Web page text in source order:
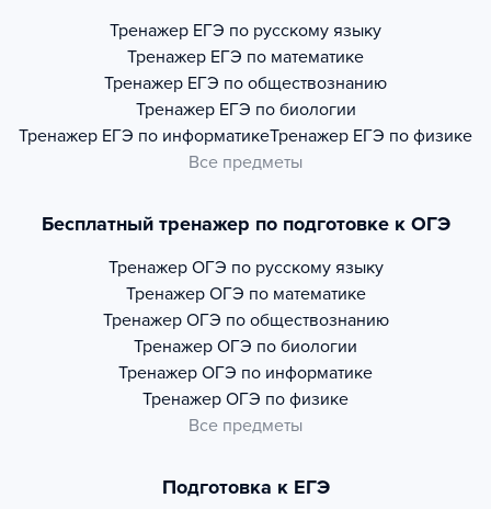
Тренажер ЕГЭ по русскому языку
Тренажер ЕГЭ по математике
Тренажер ЕГЭ по обществознанию
Тренажер ЕГЭ по биологии
Тренажер ЕГЭ по информатикеТренажер ЕГЭ по физике
Все предметы
Бесплатный тренажер по подготовке к ОГЭ
Тренажер ОГЭ по русскому языку
Тренажер ОГЭ по математике
Тренажер ОГЭ по обществознанию
Тренажер ОГЭ по биологии
Тренажер ОГЭ по информатике
Тренажер ОГЭ по физике
Все предметы
Подготовка к ЕГЭ